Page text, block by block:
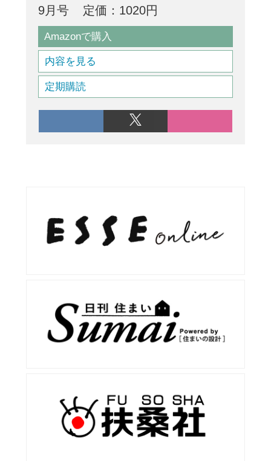
9月号 定価：1020円
Amazonで購入
内容を見る
定期購読